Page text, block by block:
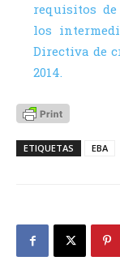
requisitos
los
Directiva de
2014.
ETIQUETAS EBA